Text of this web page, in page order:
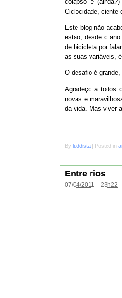
colapso e
Ciclocidade, ciente
Este blog não
estão, desde o ano
de bicicleta por
as suas variáveis,
O desafio é
Agradeço a todos
novas e
da vida. Mas viver
By luddista | Posted in
Entre rios
07/04/2011 – 23h22